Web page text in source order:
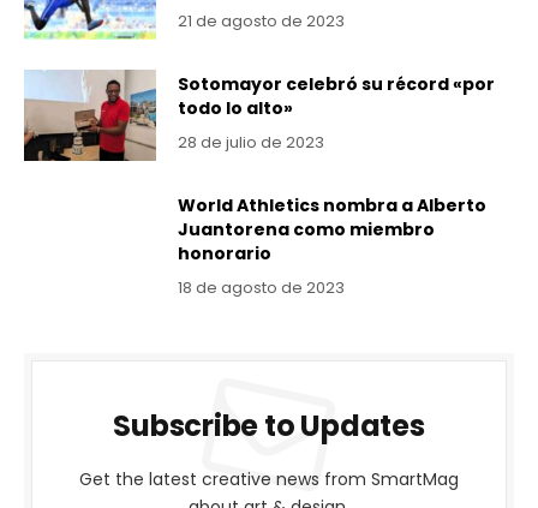
21 de agosto de 2023
Sotomayor celebró su récord «por
todo lo alto»
28 de julio de 2023
World Athletics nombra a Alberto
Juantorena como miembro
honorario
18 de agosto de 2023
Subscribe to Updates
Get the latest creative news from SmartMag